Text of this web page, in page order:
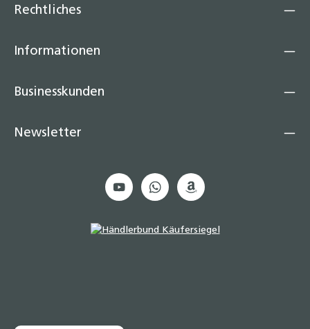
Rechtliches
Informationen
Businesskunden
Newsletter